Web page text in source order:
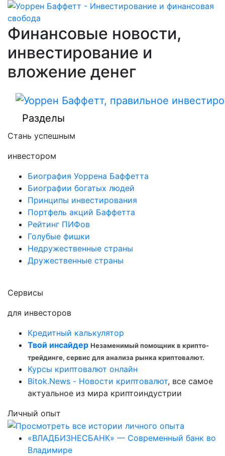
Финансовые новости,
инвестирование и
вложение денег
Разделы
Стань успешным
инвестором
Биография Уоррена Баффетта
Биографии богатых людей
Принципы инвестирования
Портфель акций Баффетта
Рейтинг ПИФов
Голубые фишки
Недружественные страны
Дружественные страны
Сервисы
для инвесторов
Кредитный калькулятор
Твой инсайдер Незаменимый помощник в крипто-
трейдинге, сервис для анализа рынка криптовалют.
Курсы криптовалют онлайн
Bitok.News - Новости криптовалют, все самое
актуальное из мира криптоиндустрии
Личный опыт
«ВЛАДБИЗНЕСБАНК» — Современный банк во
Владимире